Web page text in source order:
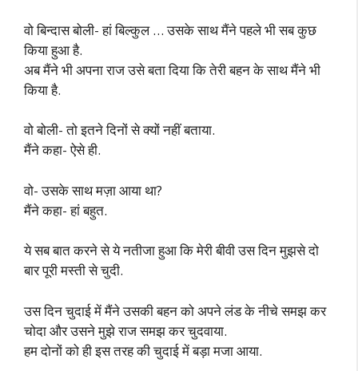
वो बिन्दास बोली- हां बिल्कुल … उसके साथ मैंने पहले भी सब कुछ
किया हुआ है.
अब मैंने भी अपना राज उसे बता दिया कि तेरी बहन के साथ मैंने भी
किया है.
वो बोली- तो इतने दिनों से क्यों नहीं बताया.
मैंने कहा- ऐसे ही.
वो- उसके साथ मज़ा आया था?
मैंने कहा- हां बहुत.
ये सब बात करने से ये नतीजा हुआ कि मेरी बीवी उस दिन मुझसे दो
बार पूरी मस्ती से चुदी.
उस दिन चुदाई में मैंने उसकी बहन को अपने लंड के नीचे समझ कर
चोदा और उसने मुझे राज समझ कर चुदवाया.
हम दोनों को ही इस तरह की चुदाई में बड़ा मजा आया.